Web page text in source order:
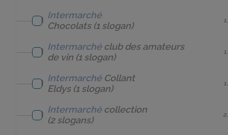
Intermarché
Chocolats(1 slogan)
Intermarché club des amateurs
de vin (1 slogan)
Intermarché Collant
Eldys(1 slogan)
Intermarché collection
(2 slogans)